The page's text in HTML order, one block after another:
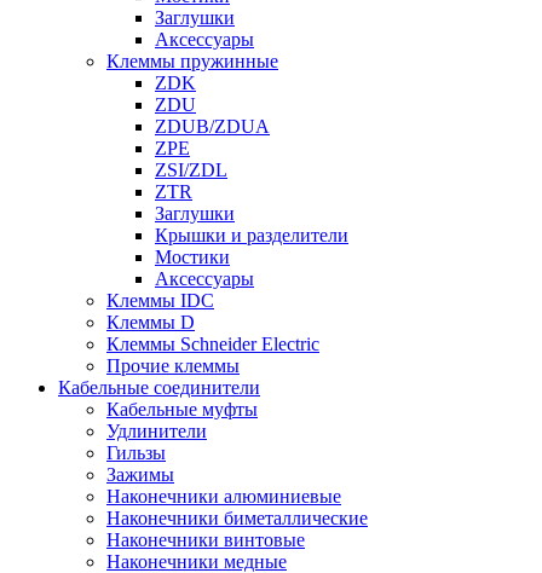
Заглушки
Аксессуары
Клеммы пружинные
ZDK
ZDU
ZDUB/ZDUA
ZPE
ZSI/ZDL
ZTR
Заглушки
Крышки и разделители
Мостики
Аксессуары
Клеммы IDC
Клеммы D
Клеммы Schneider Electric
Прочие клеммы
Кабельные соединители
Кабельные муфты
Удлинители
Гильзы
Зажимы
Наконечники алюминиевые
Наконечники биметаллические
Наконечники винтовые
Наконечники медные